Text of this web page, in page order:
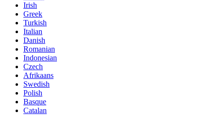
Irish
Greek
Turkish
Italian
Danish
Romanian
Indonesian
Czech
Afrikaans
Swedish
Polish
Basque
Catalan